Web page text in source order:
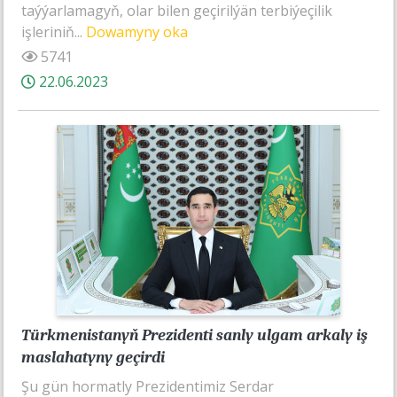
taýýarlamagyň, olar bilen geçirilýän terbiýeçilik
işleriniň... Dowamyny oka
5741
22.06.2023
Türkmenistanyň Prezidenti sanly ulgam arkaly iş
maslahatyny geçirdi
Şu gün hormatly Prezidentimiz Serdar